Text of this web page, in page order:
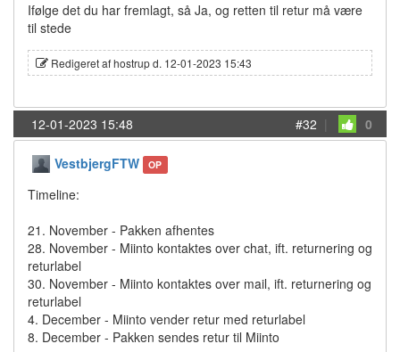
Ifølge det du har fremlagt, så Ja, og retten til retur må være
til stede
Redigeret af hostrup d. 12-01-2023 15:43
12-01-2023 15:48 #32 | 0
VestbjergFTW OP
Timeline:
21. November - Pakken afhentes
28. November - Miinto kontaktes over chat, ift. returnering og
returlabel
30. November - Miinto kontaktes over mail, ift. returnering og
returlabel
4. December - Miinto vender retur med returlabel
8. December - Pakken sendes retur til Miinto